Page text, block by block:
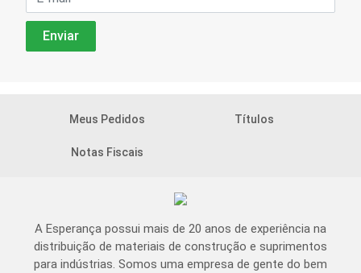
Meus Pedidos Títulos
Notas Fiscais
A Esperança possui mais de 20 anos de experiência na
distribuição de materiais de construção e suprimentos
para indústrias. Somos uma empresa de gente do bem